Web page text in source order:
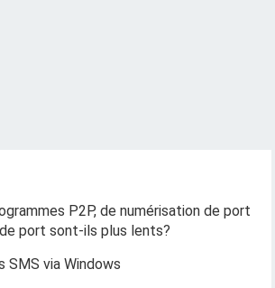
P2P, de numérisation de port
port sont-ils plus lents?
SMS via Windows